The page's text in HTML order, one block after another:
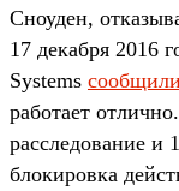
Сноуден,
17 декабря 2016
Systems сообщили
работает
расследование и
блокировка